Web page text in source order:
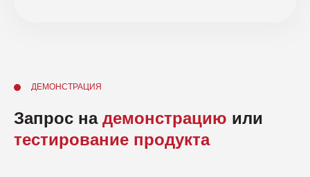
ДЕМОНСТРАЦИЯ
Запрос на демонстрацию или
тестирование продукта